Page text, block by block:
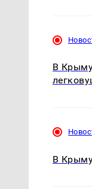
В
В Крыму